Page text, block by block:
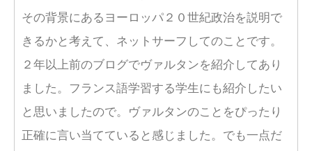
その背景にあるヨーロッパ２０世紀政治を説明で
きるかと考えて、ネットサーフしてのことです。
２年以上前のブログでヴァルタンを紹介してあり
ました。フランス語学習する学生にも紹介したい
と思いましたので。ヴァルタンのことをぴったり
正確に言い当てていると感じました。でも一点だ